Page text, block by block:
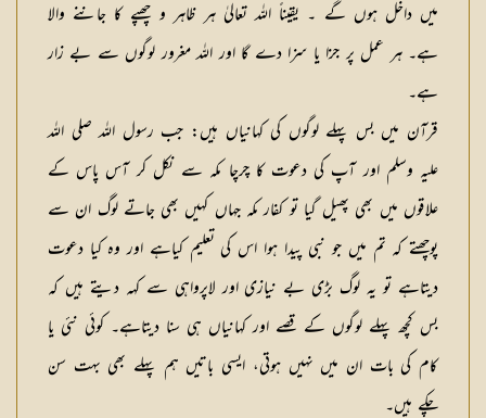
میں داخل ہوں گے ۔ یقیناً اللہ تعالیٰ ہر ظاہر و چھپے کا جاننے والا
ہے۔ ہر عمل پر جزا یا سزا دے گا اور اللہ مغرور لوگوں سے بے زار
ہے۔
قرآن میں بس پہلے لوگوں کی کہانیاں ہیں: جب رسول اللہ صلی اللہ
علیہ وسلم اور آپ کی دعوت کا چرچا مکہ سے نکل کر آس پاس کے
علاقوں میں بھی پھیل گیا تو کفار مکہ جہاں کہیں بھی جاتے لوگ ان سے
پوچھتے کہ تم میں جو نبی پیدا ہوا اس کی تعلیم کیاہے اور وہ کیا دعوت
دیتاہے تو یہ لوگ بڑی بے نیازی اور لاپرواہی سے کہہ دیتے ہیں کہ
بس کچھ پہلے لوگوں کے قصے اور کہانیاں ہی سنا دیتاہے۔ کوئی نئی یا
کام کی بات ان میں نہیں ہوتی، ایسی باتیں ہم پہلے بھی بہت سن
چکے ہیں۔